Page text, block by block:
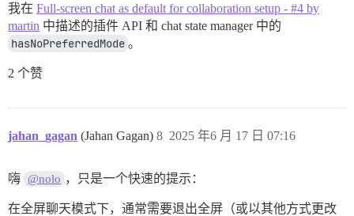
我在 Full-screen chat as default for collaboration setup - #4 by
martin 中描述的插件 API 和 chat state manager 中的
hasNoPreferredMode 。
2 个赞
jahan_gagan (Jahan Gagan) 2025 年6 月 17 日 07:16
8
嗨 @nolo ，只是一个快速的提示：
在全屏聊天模式下，通常需要退出全屏（或以其他方式更改